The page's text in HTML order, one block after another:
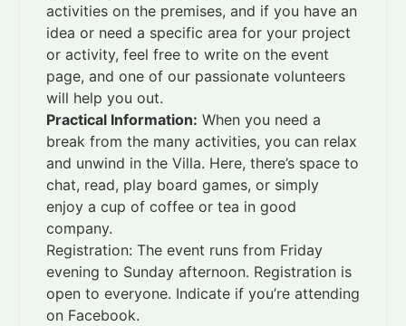
activities on the premises, and if you have an
idea or need a specific area for your project
or activity, feel free to write on the event
page, and one of our passionate volunteers
will help you out.
Practical Information: When you need a
break from the many activities, you can relax
and unwind in the Villa. Here, there’s space to
chat, read, play board games, or simply
enjoy a cup of coffee or tea in good
company.
Registration: The event runs from Friday
evening to Sunday afternoon. Registration is
open to everyone. Indicate if you’re attending
on Facebook.